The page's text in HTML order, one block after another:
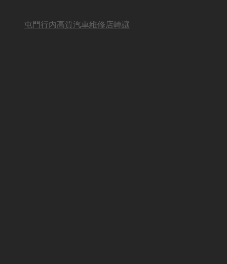
屯門行內高質汽車維修店轉讓